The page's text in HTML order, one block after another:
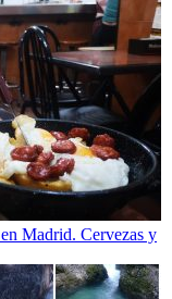
Madrid. Cervezas y